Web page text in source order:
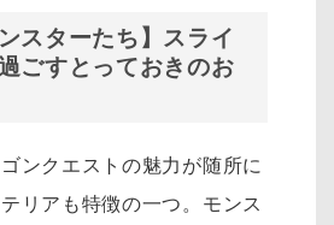
スターたち】スライ
ごすとっておきのお
ンクエストの魅力が随所に
リアも特徴の一つ。モンス